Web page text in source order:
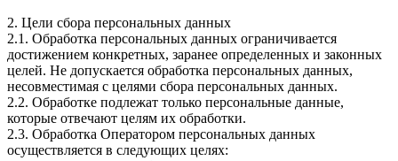
2. Цели сбора персональных данных
2.1. Обработка персональных данных ограничивается
достижением конкретных, заранее определенных и законных
целей. Не допускается обработка персональных данных,
несовместимая с целями сбора персональных данных.
2.2. Обработке подлежат только персональные данные,
которые отвечают целям их обработки.
2.3. Обработка Оператором персональных данных
осуществляется в следующих целях: